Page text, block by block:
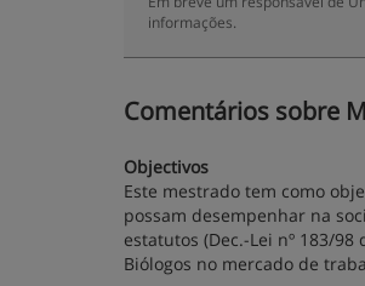
informações.
Comentários sobre
Objectivos
Este mestrado tem como
possam desempenhar na
estatutos (Dec.-Lei nº 183/
Biólogos no mercado de